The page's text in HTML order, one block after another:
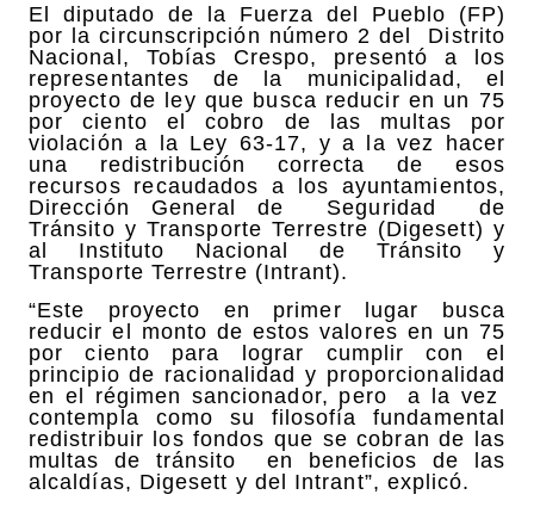
El diputado de la Fuerza del Pueblo (FP)
por la circunscripción número 2 del Distrito
Nacional, Tobías Crespo, presentó a los
representantes de la municipalidad, el
proyecto de ley que busca reducir en un 75
por ciento el cobro de las multas por
violación a la Ley 63-17, y a la vez hacer
una redistribución correcta de esos
recursos recaudados a los ayuntamientos,
Dirección General de Seguridad de
Tránsito y Transporte Terrestre (Digesett) y
al Instituto Nacional de Tránsito y
Transporte Terrestre (Intrant).
“Este proyecto en primer lugar busca
reducir el monto de estos valores en un 75
por ciento para lograr cumplir con el
principio de racionalidad y proporcionalidad
en el régimen sancionador, pero a la vez
contempla como su filosofía fundamental
redistribuir los fondos que se cobran de las
multas de tránsito en beneficios de las
alcaldías, Digesett y del Intrant”, explicó.